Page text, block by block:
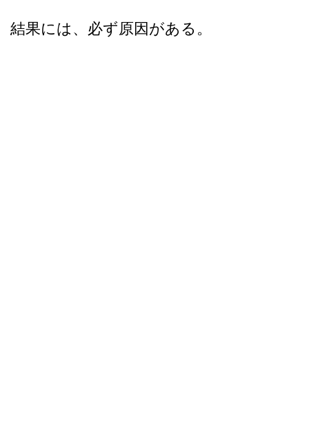
結果には、必ず原因がある。